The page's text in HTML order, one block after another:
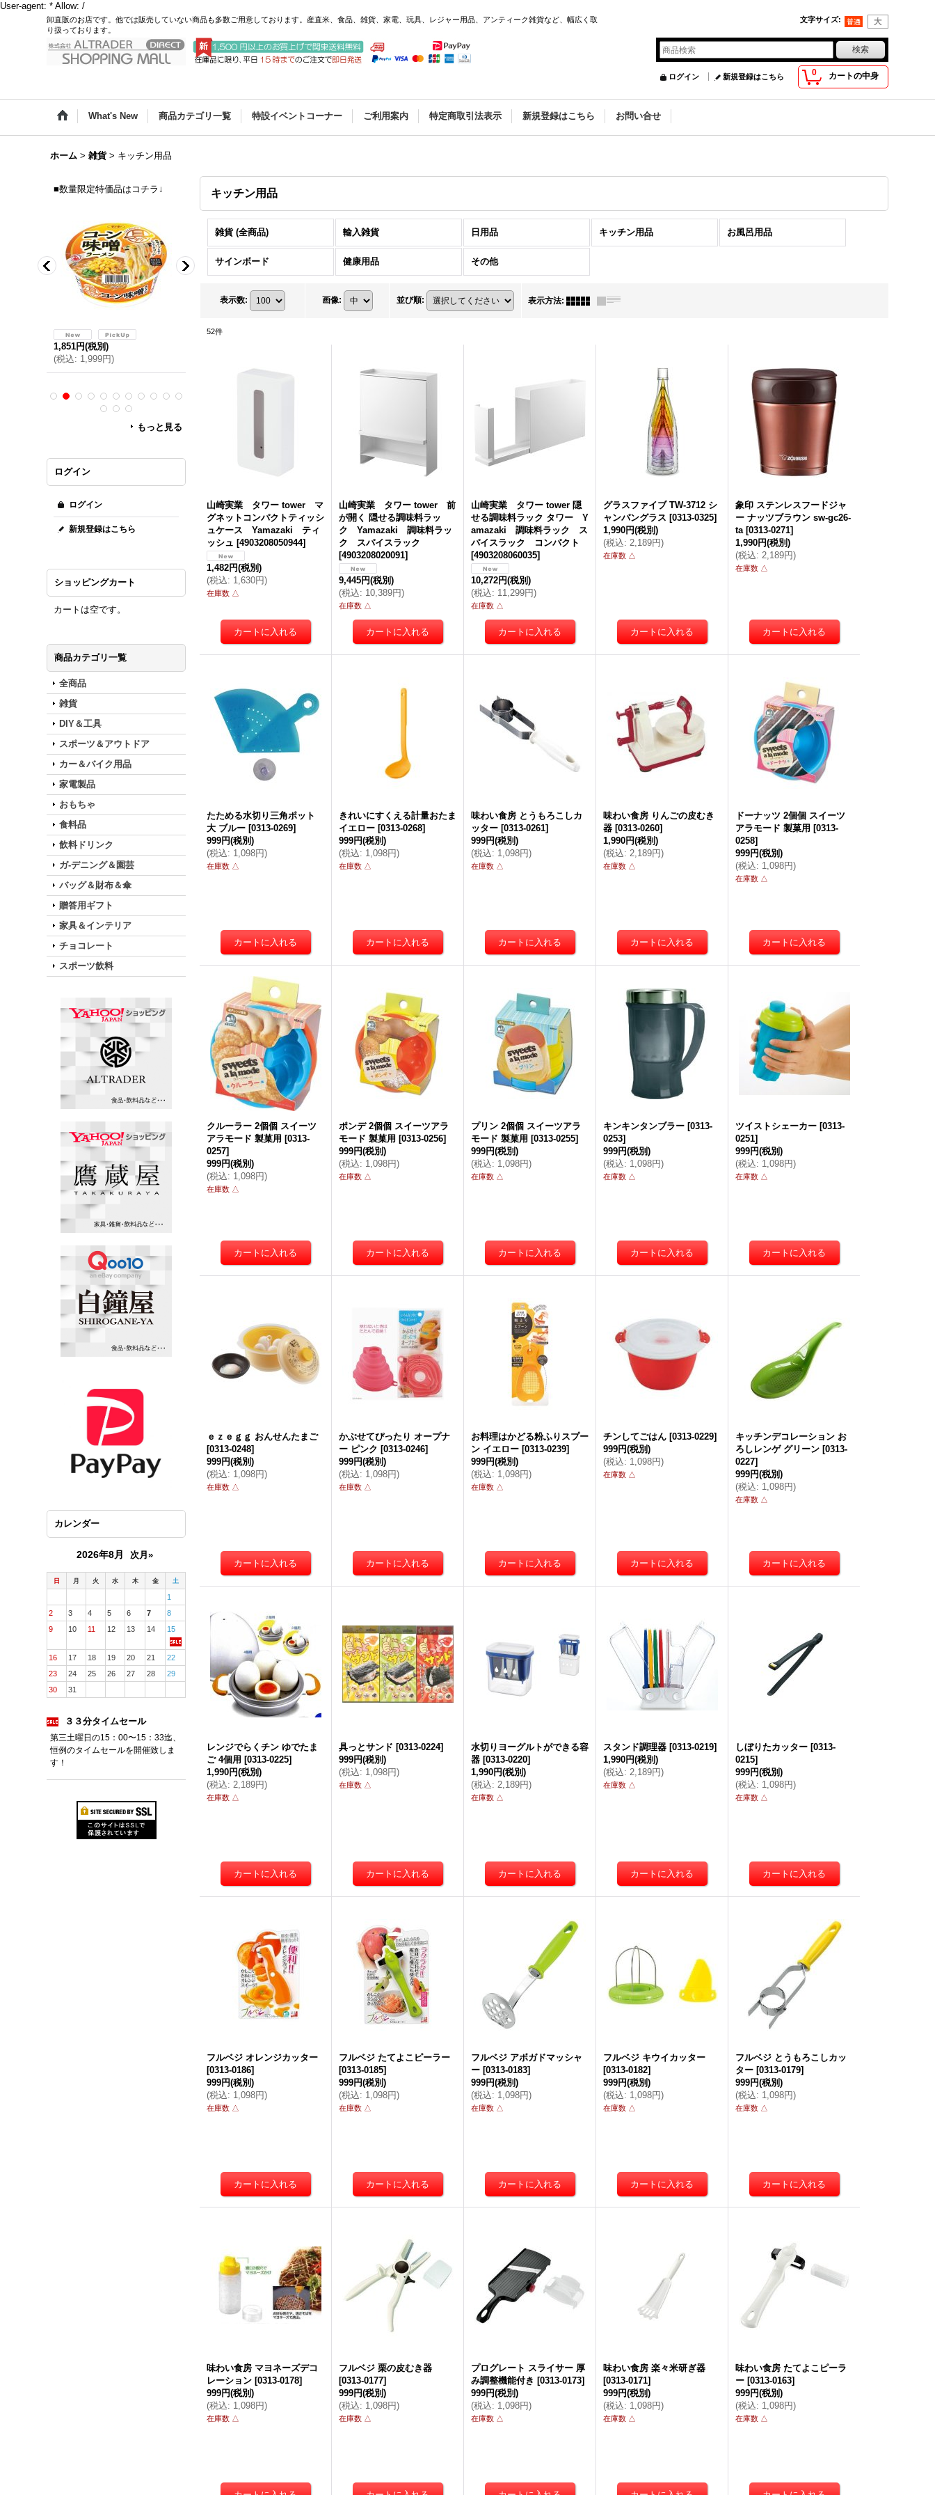
User-agent: * Allow: /
卸直販のお店です。他では販売していない商品も多数ご用意しております。産直米、食品、雑貨、家電、玩具、レジャー用品、アンティーク雑貨など、幅広く取
り扱っております。
文字サイズ:
0 カートの中身
ログイン 新規登録はこちら
What's New 商品カテゴリ一覧 特設イベントコーナー ご利用案内 特定商取引法表示 新規登録はこちら お問い合せ
ホーム > 雑貨 > キッチン用品
■数量限定特価品はコチラ↓
1,851円(税別)
(税込: 1,999円)
もっと見る
ログイン
ログイン
新規登録はこちら
ショッピングカート
カートは空です。
商品カテゴリ一覧
全商品
雑貨
DIY＆工具
スポーツ＆アウトドア
カー＆バイク用品
家電製品
おもちゃ
食料品
飲料ドリンク
ガ-デニング＆園芸
バッグ＆財布＆傘
贈答用ギフト
家具＆インテリア
チョコレート
スポーツ飲料
カレンダー
2026年8月 次月»
日 月 火 水 木 金 土
1
2
3 4 5 6 7
8
9
10 11 12 13 14 15
16 17 18 19 20 21
22
23
24 25 26 27 28
29
30
31
３３分タイムセール
第三土曜日の15：00〜15：33迄、
恒例のタイムセールを開催致しま
す！
キッチン用品
雑貨 (全商品) 輸入雑貨 日用品 キッチン用品 お風呂用品
サインボード 健康用品 その他
表示数: 画像: 並び順: 表示方法:
52件
山崎実業 タワー tower マ
グネットコンパクトティッシ
ュケース Yamazaki ティ
ッシュ [4903208050944]
1,482円(税別)
(税込: 1,630円)
在庫数 △
山崎実業 タワー tower 前
が開く 隠せる調味料ラッ
ク Yamazaki 調味料ラッ
ク スパイスラック
[4903208020091]
9,445円(税別)
(税込: 10,389円)
在庫数 △
山崎実業 タワー tower 隠
せる調味料ラック タワー Y
amazaki 調味料ラック ス
パイスラック コンパクト
[4903208060035]
10,272円(税別)
(税込: 11,299円)
在庫数 △
グラスファイブ TW-3712 シ
ャンパングラス [0313-0325]
1,990円(税別)
(税込: 2,189円)
在庫数 △
象印 ステンレスフードジャ
ー ナッツブラウン sw-gc26-
ta [0313-0271]
1,990円(税別)
(税込: 2,189円)
在庫数 △
たためる水切り三角ポット
大 ブルー [0313-0269]
999円(税別)
(税込: 1,098円)
在庫数 △
きれいにすくえる計量おたま
イエロー [0313-0268]
999円(税別)
(税込: 1,098円)
在庫数 △
味わい食房 とうもろこしカ
ッター [0313-0261]
999円(税別)
(税込: 1,098円)
在庫数 △
味わい食房 りんごの皮むき
器 [0313-0260]
1,990円(税別)
(税込: 2,189円)
在庫数 △
ドーナッツ 2個個 スイーツ
アラモード 製菓用 [0313-
0258]
999円(税別)
(税込: 1,098円)
在庫数 △
クルーラー 2個個 スイーツ
アラモード 製菓用 [0313-
0257]
999円(税別)
(税込: 1,098円)
在庫数 △
ポンデ 2個個 スイーツアラ
モード 製菓用 [0313-0256]
999円(税別)
(税込: 1,098円)
在庫数 △
プリン 2個個 スイーツアラ
モード 製菓用 [0313-0255]
999円(税別)
(税込: 1,098円)
在庫数 △
キンキンタンブラー [0313-
0253]
999円(税別)
(税込: 1,098円)
在庫数 △
ツイストシェーカー [0313-
0251]
999円(税別)
(税込: 1,098円)
在庫数 △
ｅｚｅｇｇ おんせんたまご
[0313-0248]
999円(税別)
(税込: 1,098円)
在庫数 △
かぶせてぴったり オープナ
ー ピンク [0313-0246]
999円(税別)
(税込: 1,098円)
在庫数 △
お料理はかどる粉ふりスプー
ン イエロー [0313-0239]
999円(税別)
(税込: 1,098円)
在庫数 △
チンしてごはん [0313-0229]
999円(税別)
(税込: 1,098円)
在庫数 △
キッチンデコレーション お
ろしレンゲ グリーン [0313-
0227]
999円(税別)
(税込: 1,098円)
在庫数 △
レンジでらくチン ゆでたま
ご 4個用 [0313-0225]
1,990円(税別)
(税込: 2,189円)
在庫数 △
具っとサンド [0313-0224]
999円(税別)
(税込: 1,098円)
在庫数 △
水切りヨーグルトができる容
器 [0313-0220]
1,990円(税別)
(税込: 2,189円)
在庫数 △
スタンド調理器 [0313-0219]
1,990円(税別)
(税込: 2,189円)
在庫数 △
しぼりたカッター [0313-
0215]
999円(税別)
(税込: 1,098円)
在庫数 △
フルベジ オレンジカッター
[0313-0186]
999円(税別)
(税込: 1,098円)
在庫数 △
フルベジ たてよこピーラー
[0313-0185]
999円(税別)
(税込: 1,098円)
在庫数 △
フルベジ アボガドマッシャ
ー [0313-0183]
999円(税別)
(税込: 1,098円)
在庫数 △
フルベジ キウイカッター
[0313-0182]
999円(税別)
(税込: 1,098円)
在庫数 △
フルベジ とうもろこしカッ
ター [0313-0179]
999円(税別)
(税込: 1,098円)
在庫数 △
味わい食房 マヨネーズデコ
レーション [0313-0178]
999円(税別)
(税込: 1,098円)
在庫数 △
フルベジ 栗の皮むき器
[0313-0177]
999円(税別)
(税込: 1,098円)
在庫数 △
プログレート スライサー 厚
み調整機能付き [0313-0173]
999円(税別)
(税込: 1,098円)
在庫数 △
味わい食房 楽々米研ぎ器
[0313-0171]
999円(税別)
(税込: 1,098円)
在庫数 △
味わい食房 たてよこピーラ
ー [0313-0163]
999円(税別)
(税込: 1,098円)
在庫数 △